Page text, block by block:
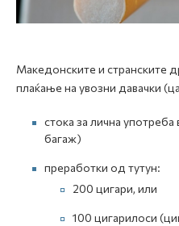
Mакедонските и странските
плаќање на увозни давачки
стока за лична употреба
багаж)
преработки од тутун:
200 цигари, или
100 цигарилоси